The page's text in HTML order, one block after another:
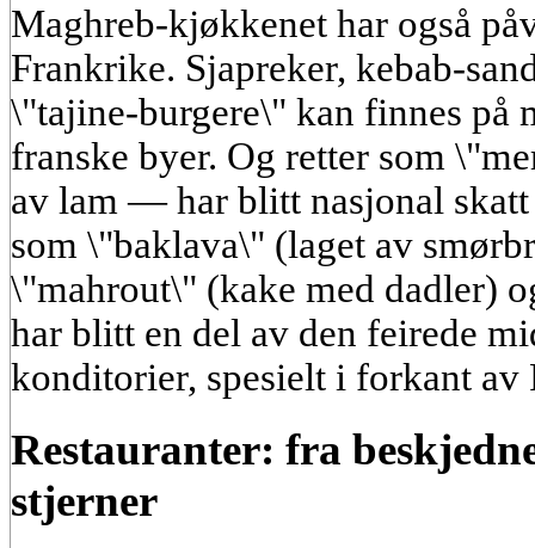
Maghreb-kjøkkenet har også
Frankrike. Sjapreker, kebab-
\"tajine-burgere\" kan finnes på
franske byer. Og retter som
av lam — har blitt nasjonal
som \"baklava\" (laget av
\"mahrout\" (kake med dadler)
har blitt en del av den feirede
konditorier, spesielt i forkant av
Restauranter: fra
stjerner